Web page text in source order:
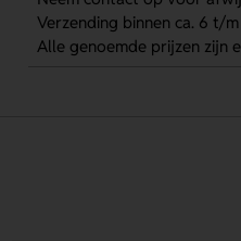
Verzending binnen ca. 6 t/
Alle genoemde prijzen zijn